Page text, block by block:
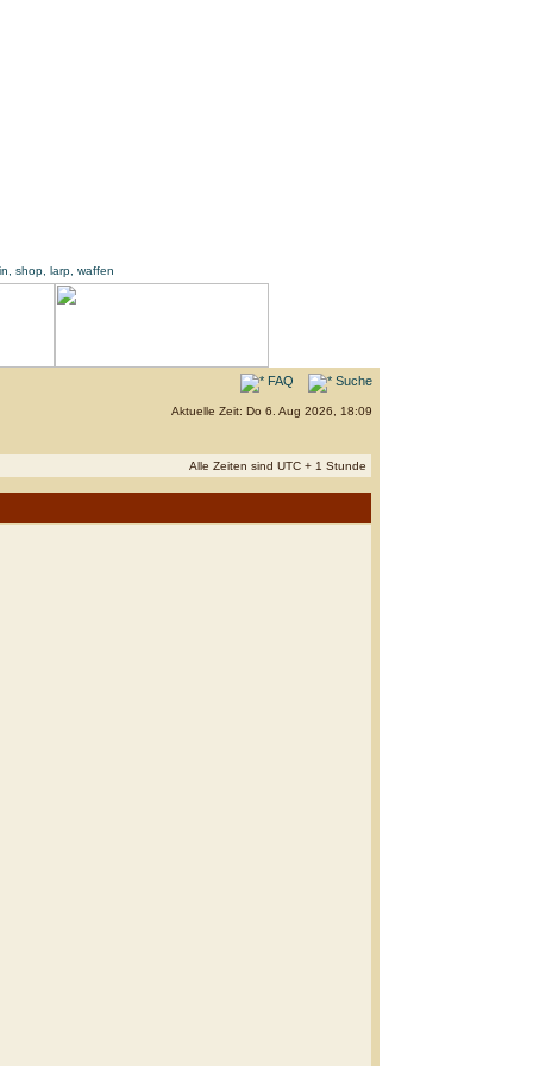
FAQ Suche
Aktuelle Zeit: Do 6. Aug 2026, 18:09
Alle Zeiten sind UTC + 1 Stunde